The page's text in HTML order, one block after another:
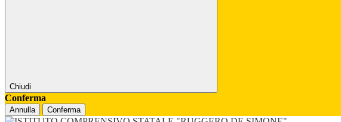
Chiudi
Conferma
Annulla Conferma